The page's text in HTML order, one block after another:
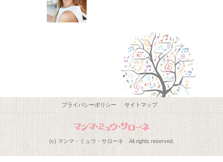
プライバシーポリシー サイトマップ
(c) マンマ・ミュウ・サローネ All rights reserved.